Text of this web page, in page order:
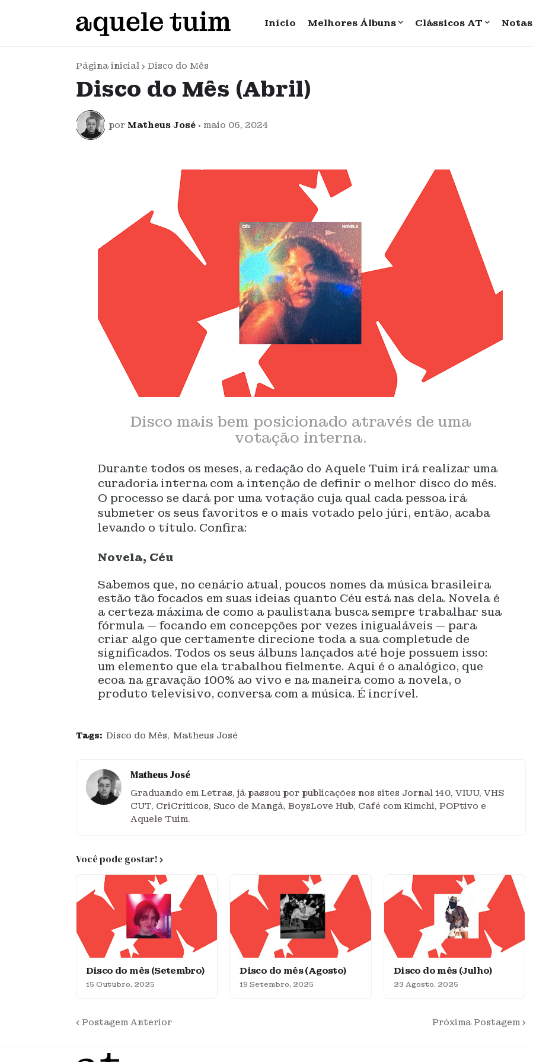
Início Melhores Álbuns Clássicos AT Notas
Página inicial Disco do Mês
Disco do Mês (Abril)
por Matheus José • maio 06, 2024
Disco mais bem posicionado através de uma
votação interna.
Durante todos os meses, a redação do Aquele Tuim irá realizar uma
curadoria interna com a intenção de definir o melhor disco do mês.
O processo se dará por uma votação cuja qual cada pessoa irá
submeter os seus favoritos e o mais votado pelo júri, então, acaba
levando o título. Confira:
Novela, Céu
Sabemos que, no cenário atual, poucos nomes da música brasileira
estão tão focados em suas ideias quanto Céu está nas dela. Novela é
a certeza máxima de como a paulistana busca sempre trabalhar sua
fórmula — focando em concepções por vezes inigualáveis — para
criar algo que certamente direcione toda a sua completude de
significados. Todos os seus álbuns lançados até hoje possuem isso:
um elemento que ela trabalhou fielmente. Aqui é o analógico, que
ecoa na gravação 100% ao vivo e na maneira como a novela, o
produto televisivo, conversa com a música. É incrível.
Tags: Disco do Mês Matheus José
Matheus José
Graduando em Letras, já passou por publicações nos sites Jornal 140, VIUU, VHS
CUT, CriCríticos, Suco de Mangá, BoysLove Hub, Café com Kimchi, POPtivo e
Aquele Tuim.
Você pode gostar!
Disco do mês (Setembro)
15 Outubro, 2025
Disco do mês (Agosto)
19 Setembro, 2025
Disco do mês (Julho)
23 Agosto, 2025
Postagem Anterior Próxima Postagem